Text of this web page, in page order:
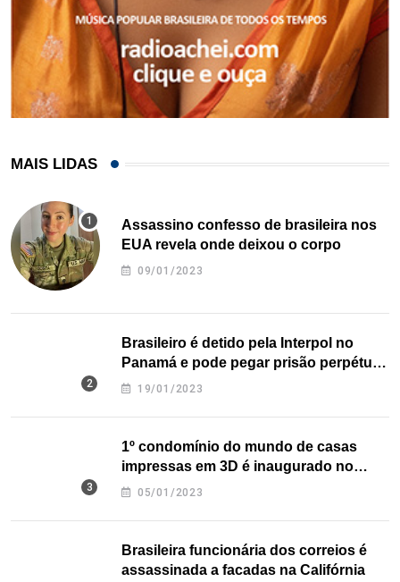
MAIS LIDAS
Assassino confesso de brasileira nos
EUA revela onde deixou o corpo
09/01/2023
Brasileiro é detido pela Interpol no
Panamá e pode pegar prisão perpétua
nos EUA
19/01/2023
1º condomínio do mundo de casas
impressas em 3D é inaugurado no
Texas
05/01/2023
Brasileira funcionária dos correios é
assassinada a facadas na Califórnia